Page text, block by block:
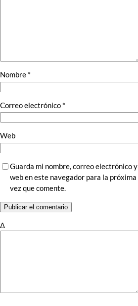
Nombre *
Correo electrónico *
Web
Guarda mi nombre, correo electrónico y
web en este navegador para la próxima
vez que comente.
Δ